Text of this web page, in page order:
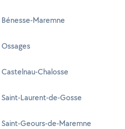
Maremne
Chalosse
Laurent-de-Gosse
Geours-de-Maremne